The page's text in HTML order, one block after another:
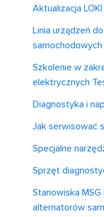
Aktualizacja LOKI
Linia urządzeń
samochodowych
Szkolenie w
elektrycznych
Diagnostyka i
Jak serwisować
Specjalne
Sprzęt
Stanowiska
alternatorów